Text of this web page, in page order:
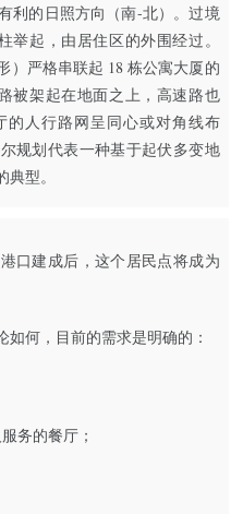
利的日照方向（南-北）。过境
举起，由居住区的外围经过。
）严格串联起 18 栋公寓大厦的
被架起在地面之上，高速路也
的人行路网呈同心或对角线布
规划代表一种基于起伏多变地
型。
口建成后，这个居民点将成为
何，目前的需求是明确的：
务的餐厅；